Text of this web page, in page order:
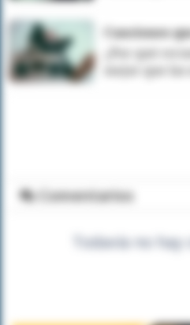
Canciones
¿Por qué
mejor que las
Comentarios
Todavía no